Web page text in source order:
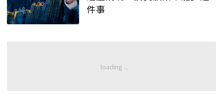
件事